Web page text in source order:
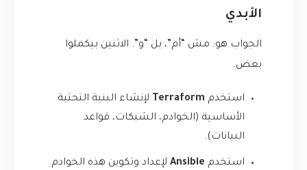
الأبدي
الجواب هو: مش “أم”، بل “و”. الاثنين بيكملوا
بعض.
استخدم Terraform لإنشاء البنية التحتية
الأساسية (الخوادم، الشبكات، قواعد
البيانات).
استخدم Ansible لإعداد وتكوين هذه الخوادم